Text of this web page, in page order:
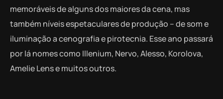
memoráveis ​​de alguns dos maiores da cena, mas
também níveis espetaculares de produção – de som e
iluminação a cenografia e pirotecnia. Esse ano passará
por lá nomes como Illenium, Nervo, Alesso, Korolova,
Amelie Lens e muitos outros.